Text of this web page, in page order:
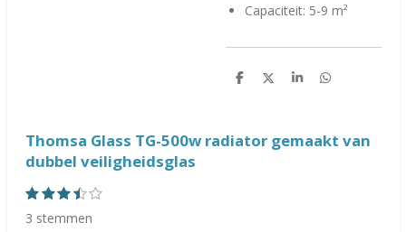
Capaciteit: 5-9 m²
D
D
S
D
n
Thomsa Glass TG-500w radiator gemaakt van
dubbel veiligheidsglas
R
a
1
s
t
2
s
t
3
s
t
4
s
t
5
s
t
S
3 stemmen